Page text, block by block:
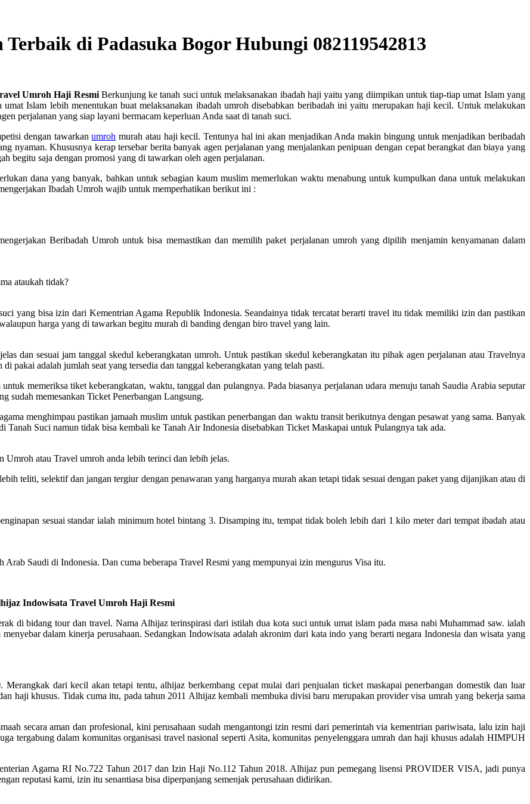
di Padasuka Bogor Hubungi 082119542813
Umroh Haji Resmi Berkunjung ke tanah suci untuk melaksanakan ibadah haji yaitu yang diimpikan untuk tiap-tiap umat Islam yang
Islam lebih menentukan buat melaksanakan ibadah umroh disebabkan beribadah ini yaitu merupakan haji kecil. Untuk melakukan
perjalanan yang siap layani bermacam keperluan Anda saat di tanah suci.
dengan tawarkanumroh murah atau haji kecil. Tentunya hal ini akan menjadikan Anda makin bingung untuk menjadikan beribadah
nyaman. Khususnya kerap tersebar berita banyak agen perjalanan yang menjalankan penipuan dengan cepat berangkat dan biaya yang
begitu saja dengan promosi yang di tawarkan oleh agen perjalanan.
dana yang banyak, bahkan untuk sebagian kaum muslim memerlukan waktu menabung untuk kumpulkan dana untuk melakukan
Ibadah Umroh wajib untuk memperhatikan berikut ini :
Beribadah Umroh untuk bisa memastikan dan memilih paket perjalanan umroh yang dipilih menjamin kenyamanan dalam
ataukah tidak?
yang bisa izin dari Kementrian Agama Republik Indonesia. Seandainya tidak tercatat berarti travel itu tidak memiliki izin dan pastikan
harga yang di tawarkan begitu murah di banding dengan biro travel yang lain.
dan sesuai jam tanggal skedul keberangkatan umroh. Untuk pastikan skedul keberangkatan itu pihak agen perjalanan atau Travelnya
pakai adalah jumlah seat yang tersedia dan tanggal keberangkatan yang telah pasti.
memeriksa tiket keberangkatan, waktu, tanggal dan pulangnya. Pada biasanya perjalanan udara menuju tanah Saudia Arabia seputar
sudah memesankan Ticket Penerbangan Langsung.
menghimpau pastikan jamaah muslim untuk pastikan penerbangan dan waktu transit berikutnya dengan pesawat yang sama. Banyak
Tanah Suci namun tidak bisa kembali ke Tanah Air Indonesia disebabkan Ticket Maskapai untuk Pulangnya tak ada.
Umroh atau Travel umroh anda lebih terinci dan lebih jelas.
teliti, selektif dan jangan tergiur dengan penawaran yang harganya murah akan tetapi tidak sesuai dengan paket yang dijanjikan atau di
sesuai standar ialah minimum hotel bintang 3. Disamping itu, tempat tidak boleh lebih dari 1 kilo meter dari tempat ibadah atau
Saudi di Indonesia. Dan cuma beberapa Travel Resmi yang mempunyai izin mengurus Visa itu.
Indowisata Travel Umroh Haji Resmi
di bidang tour dan travel. Nama Alhijaz terinspirasi dari istilah dua kota suci untuk umat islam pada masa nabi Muhammad saw. ialah
dalam kinerja perusahaan. Sedangkan Indowisata adalah akronim dari kata indo yang berarti negara Indonesia dan wisata yang
dari kecil akan tetapi tentu, alhijaz berkembang cepat mulai dari penjualan ticket maskapai penerbangan domestik dan luar
haji khusus. Tidak cuma itu, pada tahun 2011 Alhijaz kembali membuka divisi baru merupakan provider visa umrah yang bekerja sama
secara aman dan profesional, kini perusahaan sudah mengantongi izin resmi dari pemerintah via kementrian pariwisata, lalu izin haji
tergabung dalam komunitas organisasi travel nasional seperti Asita, komunitas penyelenggara umrah dan haji khusus adalah HIMPUH
Agama RI No.722 Tahun 2017 dan Izin Haji No.112 Tahun 2018. Alhijaz pun pemegang lisensi PROVIDER VISA, jadi punya
reputasi kami, izin itu senantiasa bisa diperpanjang semenjak perusahaan didirikan.